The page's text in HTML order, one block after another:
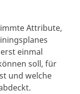
Attribute,
einmal
soll, für
und welche